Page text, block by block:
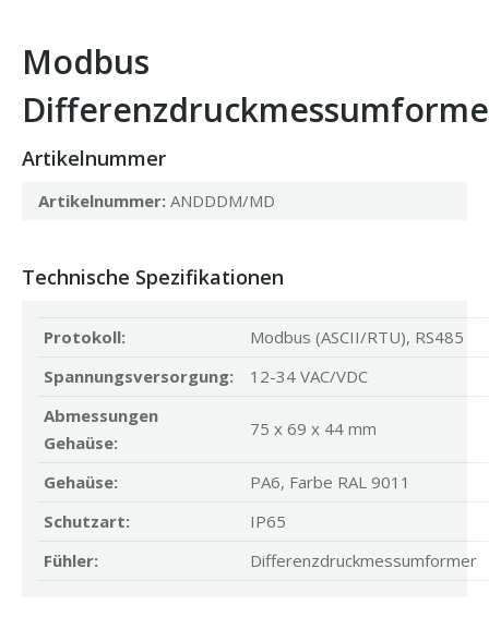
Modbus
Artikelnummer
Artikelnummer: ANDDDM/MD
Technische Spezifikationen
Protokoll:
Modbus (ASCII/RTU), RS485
Spannungsversorgung:
12-34 VAC/VDC
Abmessungen
Gehaüse:
75 x 69 x 44 mm
Gehaüse:
PA6, Farbe RAL 9011
Schutzart:
IP65
Fühler:
Differenzdruckmessumformer